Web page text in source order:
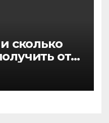
сколько
от